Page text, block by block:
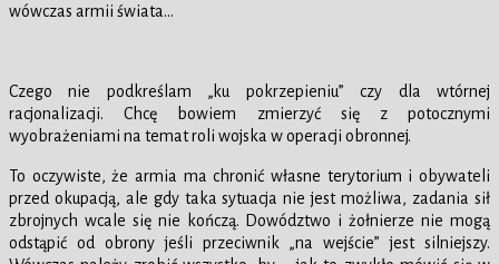
wówczas armii świata…
Czego nie podkreślam „ku pokrzepieniu” czy dla wtórnej
racjonalizacji. Chcę bowiem zmierzyć się z potocznymi
wyobrażeniami na temat roli wojska w operacji obronnej.
To oczywiste, że armia ma chronić własne terytorium i obywateli
przed okupacją, ale gdy taka sytuacja nie jest możliwa, zadania sił
zbrojnych wcale się nie kończą. Dowództwo i żołnierze nie mogą
odstąpić od obrony jeśli przeciwnik „na wejście” jest silniejszy.